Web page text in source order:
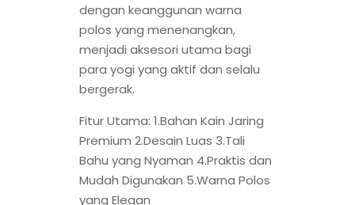
dengan keanggunan warna
polos yang menenangkan,
menjadi aksesori utama bagi
para yogi yang aktif dan selalu
bergerak.
Fitur Utama: 1.Bahan Kain Jaring
Premium 2.Desain Luas 3.Tali
Bahu yang Nyaman 4.Praktis dan
Mudah Digunakan 5.Warna Polos
yang Elegan